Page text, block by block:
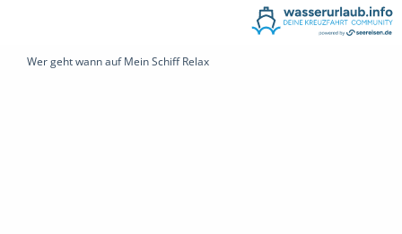
Wer geht wann auf Mein Schiff Relax